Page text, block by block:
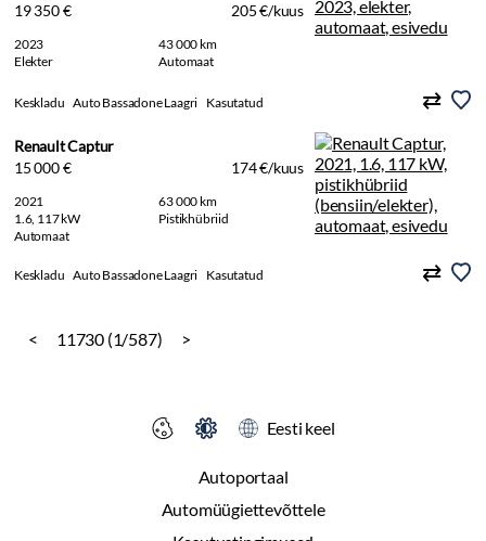
19 350 €
205 €/kuus
2023
43 000 km
Elekter
Automaat
Keskladu Auto Bassadone Laagri Kasutatud
Renault Captur
15 000 €
174 €/kuus
2021
63 000 km
1.6, 117 kW
Pistikhübriid
Automaat
Keskladu Auto Bassadone Laagri Kasutatud
< 11730 (1/587) >
Autoportaal
Automüügiettevõttele
Eesti keel